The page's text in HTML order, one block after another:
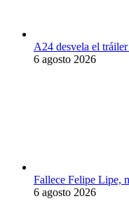
A24 desvela el
6 agosto 2026
Fallece Felipe Lipe,
6 agosto 2026